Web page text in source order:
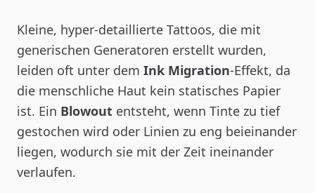
Kleine, hyper-detaillierte Tattoos, die mit
generischen Generatoren erstellt wurden,
leiden oft unter dem Ink Migration-Effekt, da
die menschliche Haut kein statisches Papier
ist. Ein Blowout entsteht, wenn Tinte zu tief
gestochen wird oder Linien zu eng beieinander
liegen, wodurch sie mit der Zeit ineinander
verlaufen.